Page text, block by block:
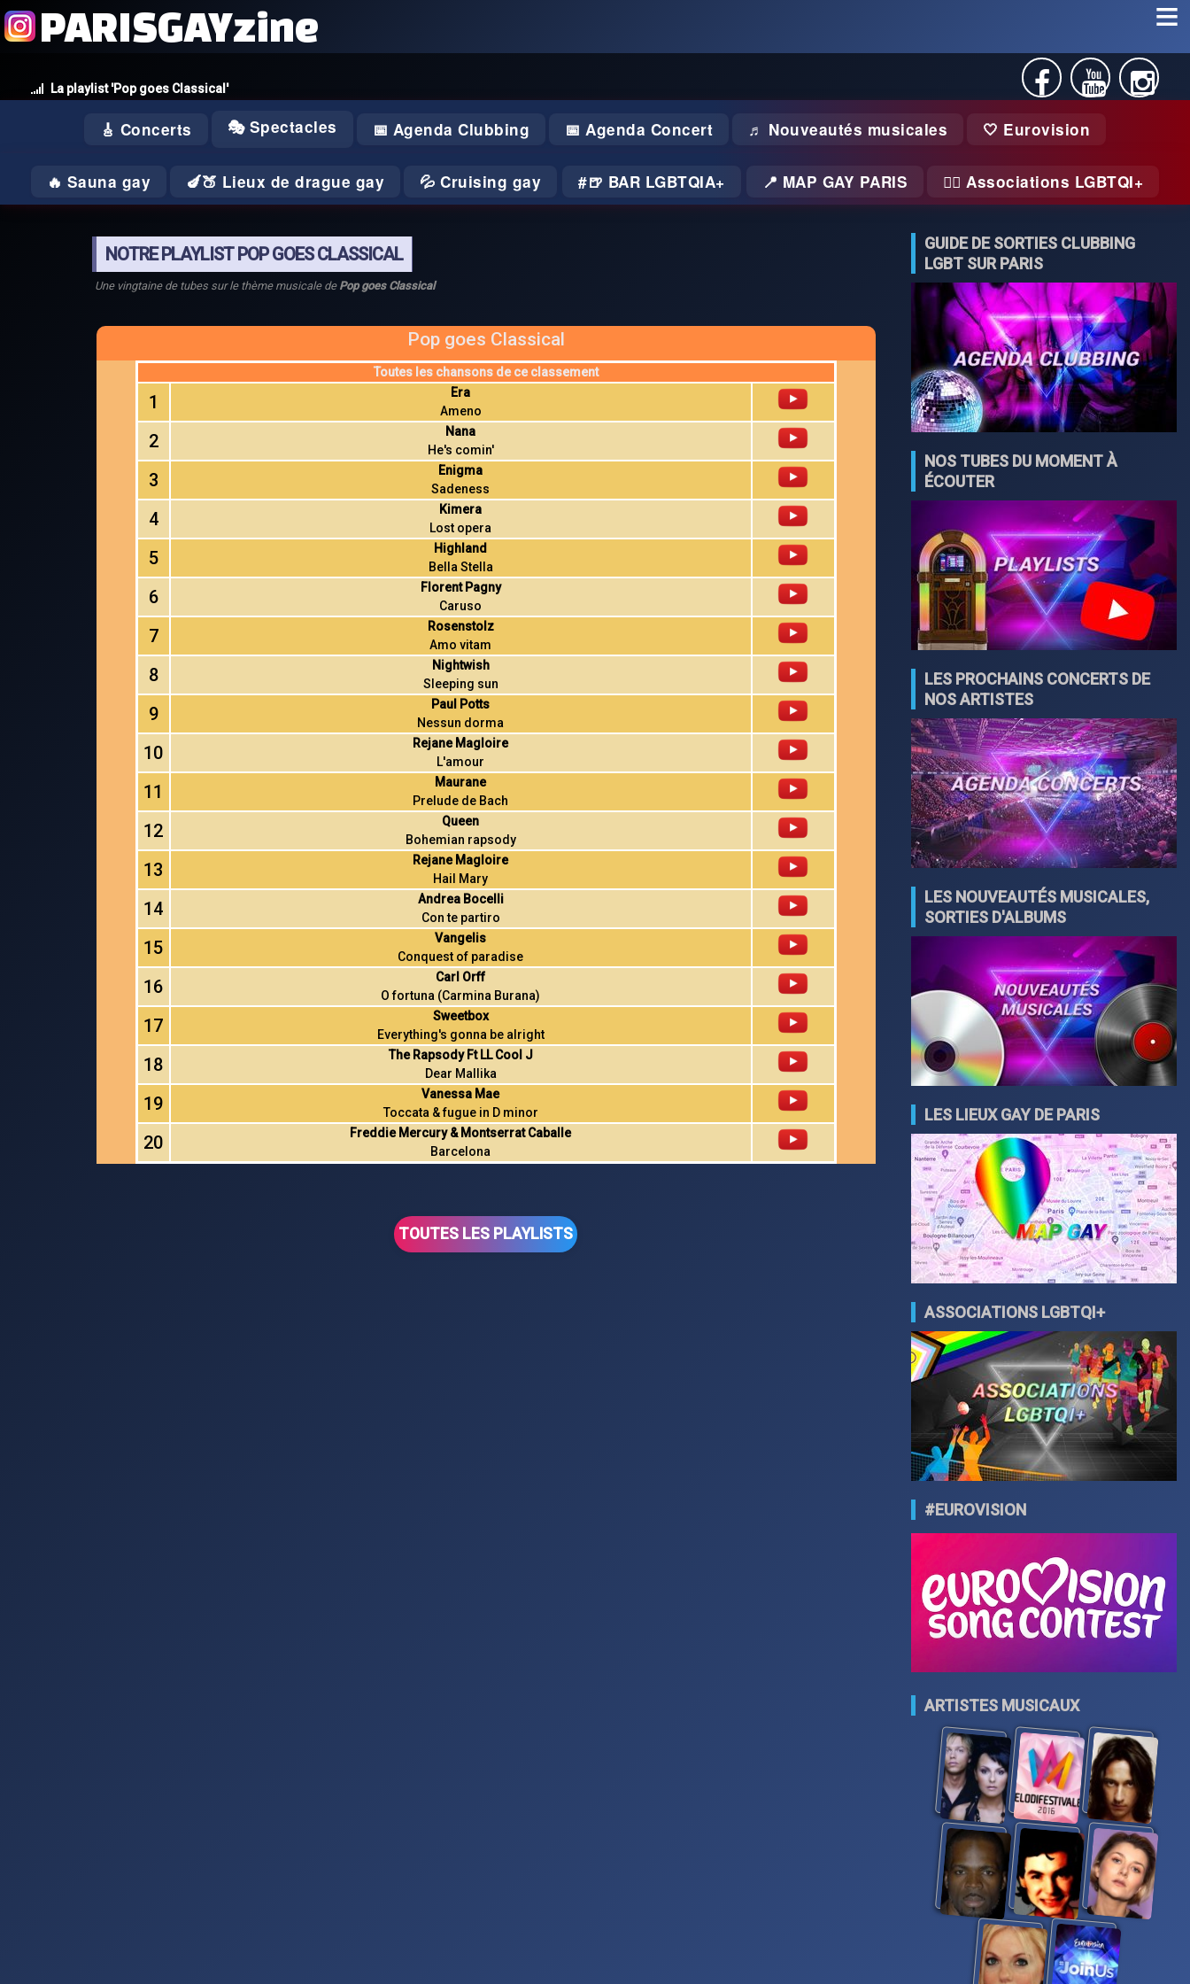
La playlist 'Pop goes Classical'
PARISGAYzine
🎸 Concerts 🎭 Spectacles 📅 Agenda Clubbing 📅 Agenda Concert ♬ Nouveautés musicales 🤍 Eurovision
🔥 Sauna gay 🍆🍑 Lieux de drague gay 💦 Cruising gay 🍺 BAR LGBTQIA+ 📍 MAP GAY PARIS 🏃‍♂️ Associations LGBTQI+
NOTRE PLAYLIST POP GOES CLASSICAL
Une vingtaine de tubes sur le thème musicale de Pop goes Classical
Pop goes Classical
Toutes les chansons de ce classement
1
Era
Ameno
2
Nana
He's comin'
3
Enigma
Sadeness
4
Kimera
Lost opera
5
Highland
Bella Stella
6
Florent Pagny
Caruso
7
Rosenstolz
Amo vitam
8
Nightwish
Sleeping sun
9
Paul Potts
Nessun dorma
10
Rejane Magloire
L'amour
11
Maurane
Prelude de Bach
12
Queen
Bohemian rapsody
13
Rejane Magloire
Hail Mary
14
Andrea Bocelli
Con te partiro
15
Vangelis
Conquest of paradise
16
Carl Orff
O fortuna (Carmina Burana)
17
Sweetbox
Everything's gonna be alright
18
The Rapsody Ft LL Cool J
Dear Mallika
19
Vanessa Mae
Toccata & fugue in D minor
20
Freddie Mercury & Montserrat Caballe
Barcelona
TOUTES LES PLAYLISTS
GUIDE DE SORTIES CLUBBING
LGBT SUR PARIS
NOS TUBES DU MOMENT À
ÉCOUTER
LES PROCHAINS CONCERTS DE
NOS ARTISTES
LES NOUVEAUTÉS MUSICALES,
SORTIES D'ALBUMS
LES LIEUX GAY DE PARIS
ASSOCIATIONS LGBTQI+
#EUROVISION
ARTISTES MUSICAUX